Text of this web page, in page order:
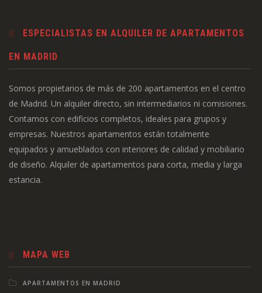
ESPECIALISTAS EN ALQUILER DE APARTAMENTOS
EN MADRID
Somos propietarios de más de 200 apartamentos en el centro
de Madrid. Un alquiler directo, sin intermediarios ni comisiones.
Contamos con edificios completos, ideales para grupos y
empresas. Nuestros apartamentos están totalmente
equipados y amueblados con interiores de calidad y mobiliario
de diseño. Alquiler de apartamentos para corta, media y larga
estancia.
MAPA WEB
APARTAMENTOS EN MADRID